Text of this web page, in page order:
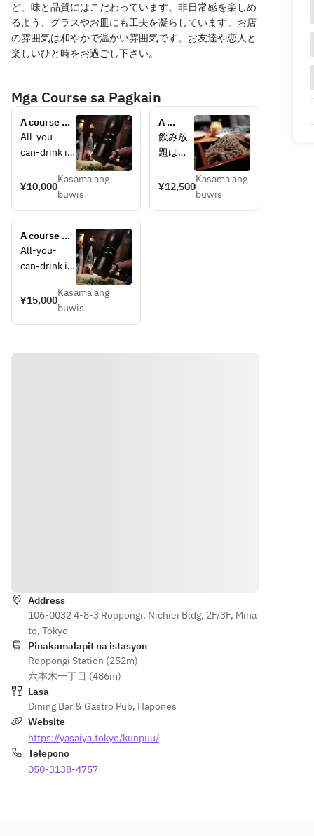
ど、味と品質にはこだわっています。非日常感を楽しめ
るよう、グラスやお皿にも工夫を凝らしています。お店
の雰囲気は和やかで温かい雰囲気です。お友達や恋人と
楽しいひと時をお過ごし下さい。
Mga Course sa Pagkain
A course
with
increasingly
glasses of
beer, lemon
highball,
etc.
All-you-
can-drink is
Last orders
are taken
15 minutes
before the
drink.
¥10,000
Kasama ang
buwis
A
course
where
choose
飲み放
題は２
になり
15分前
¥12,500
Kasama ang
buwis
A course
that
includes
legendary
Juyondai,
All-you-
can-drink is
for 3 hours.
Last orders
are taken
¥15,000
Kasama ang
buwis
Address
106-0032 4-8-3 Roppongi, Nichiei Bldg, 2F/3F, Mina
to, Tokyo
Pinakamalapit na istasyon
Roppongi Station (252m)
六本木一丁目 (486m)
Lasa
Dining Bar & Gastro Pub, Hapones
Website
https://yasaiya.tokyo/kunpuu/
Telepono
050-3138-4757